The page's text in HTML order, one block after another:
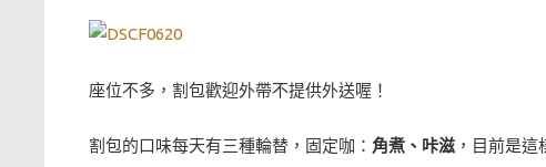
座位不多，割包歡迎外帶不提供外送喔！
割包的口味每天有三種輪替，固定咖： 角煮、咔滋 ，目前是